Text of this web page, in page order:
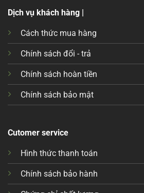
Dịch vụ khách hàng |
Cách thức mua hàng
Chính sách đổi - trả
Chính sách hoàn tiền
Chính sách bảo mật
Cutomer service
Hình thức thanh toán
Chính sách bảo hành